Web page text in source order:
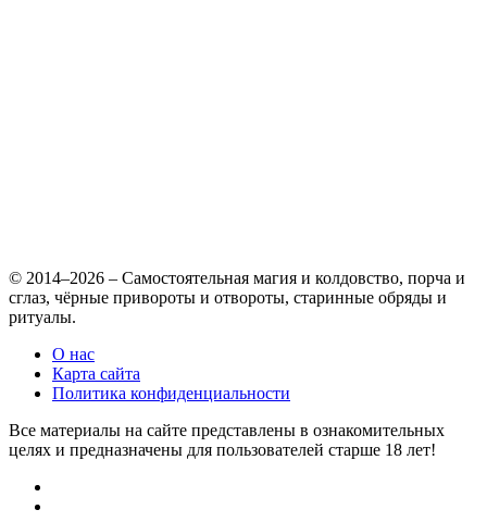
© 2014–2026 – Самостоятельная магия и колдовство, порча и
сглаз, чёрные привороты и отвороты, старинные обряды и
ритуалы.
О нас
Карта сайта
Политика конфиденциальности
Все материалы на сайте представлены в ознакомительных
целях и предназначены для пользователей старше 18 лет!